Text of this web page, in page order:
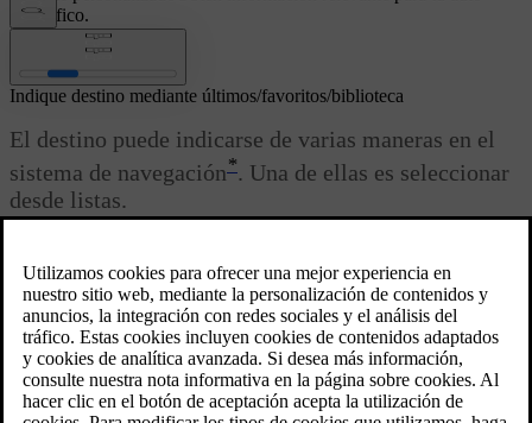
específico.
Iniciar sesión
Indique destino mediante últimos/favoritos/biblioteca
El destino puede indicarse de varias maneras en el
sistema de navegación*. Una de ellas es seleccionar
desde listas.
Cuando aparezca el mapa, expanda el campo de herramientas con
la flecha abajo del lado izquierdo y pulseDestino.